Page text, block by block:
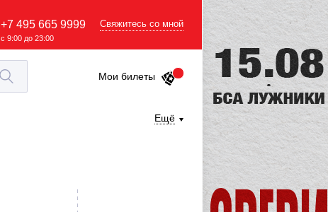
+7 495 665 9999
с 9:00 до 23:00
Свяжитесь со мной
Мои билеты
Ещё